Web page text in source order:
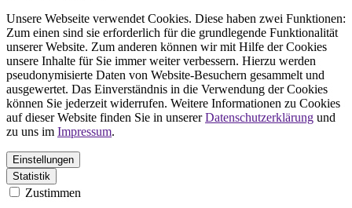
Unsere Webseite verwendet Cookies. Diese haben zwei Funktionen:
Zum einen sind sie erforderlich für die grundlegende Funktionalität
unserer Website. Zum anderen können wir mit Hilfe der Cookies
unsere Inhalte für Sie immer weiter verbessern. Hierzu werden
pseudonymisierte Daten von Website-Besuchern gesammelt und
ausgewertet. Das Einverständnis in die Verwendung der Cookies
können Sie jederzeit widerrufen. Weitere Informationen zu Cookies
auf dieser Website finden Sie in unsererDatenschutzerklärung und
zu uns im Impressum.
Einstellungen
Statistik
Zustimmen